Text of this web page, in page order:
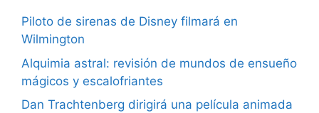
Piloto de sirenas de Disney filmará en
Wilmington
Alquimia astral: revisión de mundos de ensueño
mágicos y escalofriantes
Dan Trachtenberg dirigirá una película animada